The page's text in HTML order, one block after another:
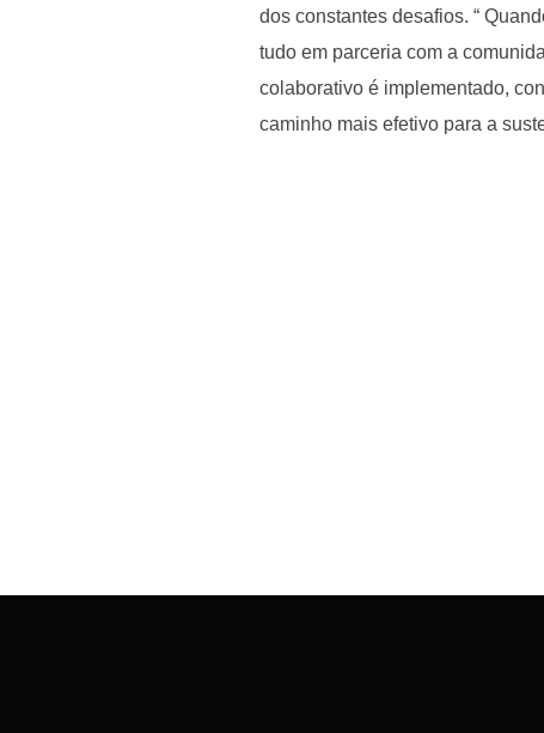
dos constantes desafios. “
tudo em parceria com a
colaborativo é implementado,
caminho mais efetivo para a